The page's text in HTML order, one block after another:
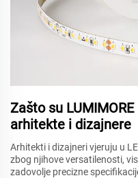
Zašto su
arhitekte i dizajnere
Arhitekti i dizajneri vjeruju u
zbog njihove versatilenosti,
zadovolje precizne